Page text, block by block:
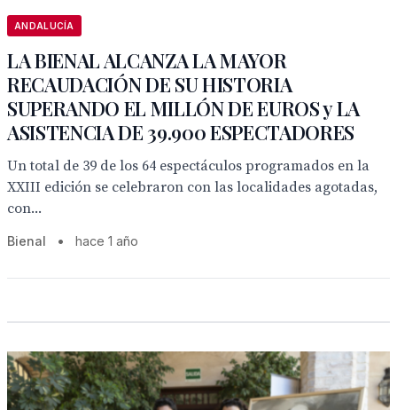
ANDALUCÍA
LA BIENAL ALCANZA LA MAYOR
RECAUDACIÓN DE SU HISTORIA
SUPERANDO EL MILLÓN DE EUROS y LA
ASISTENCIA DE 39.900 ESPECTADORES
Un total de 39 de los 64 espectáculos programados en la
XXIII edición se celebraron con las localidades agotadas,
con...
Bienal • hace 1 año